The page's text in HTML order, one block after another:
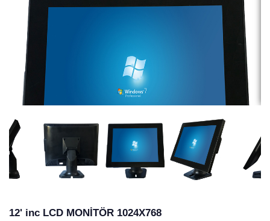
12' inc LCD MONİTÖR 1024X768